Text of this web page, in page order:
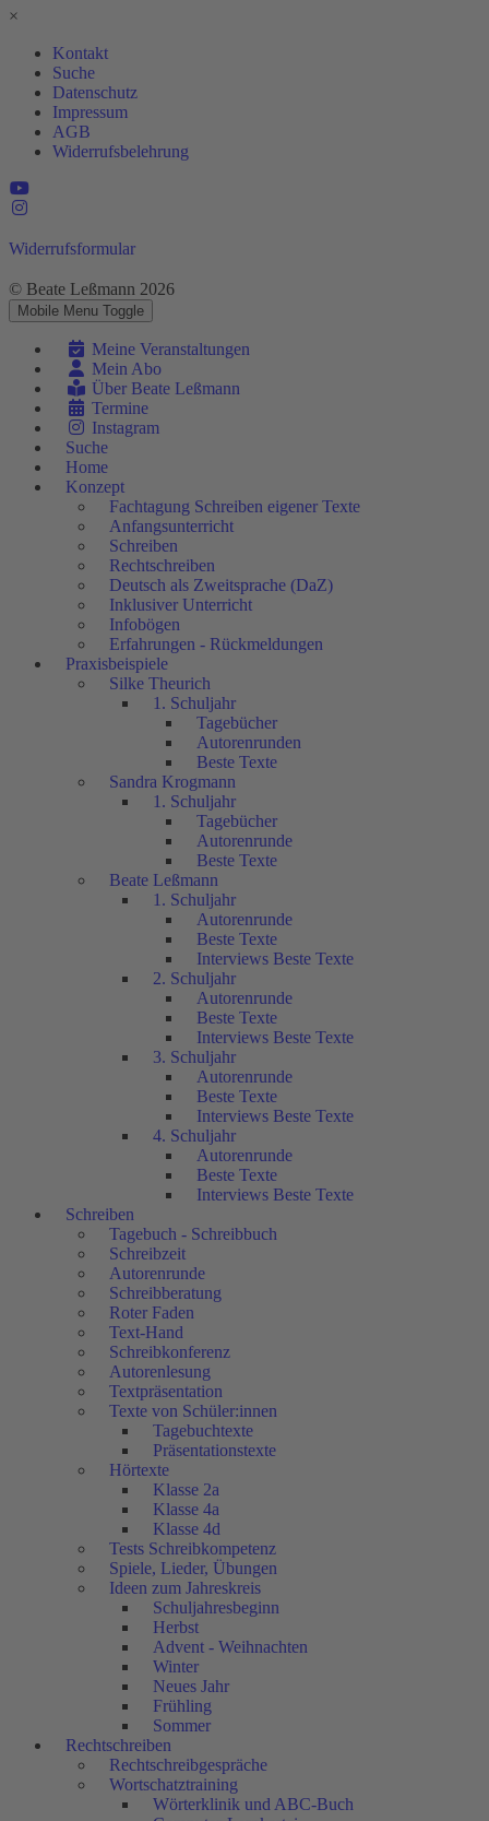
×
Kontakt
Suche
Datenschutz
Impressum
AGB
Widerrufsbelehrung
Widerrufsformular
© Beate Leßmann 2026
Mobile Menu Toggle
Meine Veranstaltungen
Mein Abo
Über Beate Leßmann
Termine
Instagram
Suche
Home
Konzept
Fachtagung Schreiben eigener Texte
Anfangsunterricht
Schreiben
Rechtschreiben
Deutsch als Zweitsprache (DaZ)
Inklusiver Unterricht
Infobögen
Erfahrungen - Rückmeldungen
Praxisbeispiele
Silke Theurich
1. Schuljahr
Tagebücher
Autorenrunden
Beste Texte
Sandra Krogmann
1. Schuljahr
Tagebücher
Autorenrunde
Beste Texte
Beate Leßmann
1. Schuljahr
Autorenrunde
Beste Texte
Interviews Beste Texte
2. Schuljahr
Autorenrunde
Beste Texte
Interviews Beste Texte
3. Schuljahr
Autorenrunde
Beste Texte
Interviews Beste Texte
4. Schuljahr
Autorenrunde
Beste Texte
Interviews Beste Texte
Schreiben
Tagebuch - Schreibbuch
Schreibzeit
Autorenrunde
Schreibberatung
Roter Faden
Text-Hand
Schreibkonferenz
Autorenlesung
Textpräsentation
Texte von Schüler:innen
Tagebuchtexte
Präsentationstexte
Hörtexte
Klasse 2a
Klasse 4a
Klasse 4d
Tests Schreibkompetenz
Spiele, Lieder, Übungen
Ideen zum Jahreskreis
Schuljahresbeginn
Herbst
Advent - Weihnachten
Winter
Neues Jahr
Frühling
Sommer
Rechtschreiben
Rechtschreibgespräche
Wortschatztraining
Wörterklinik und ABC-Buch